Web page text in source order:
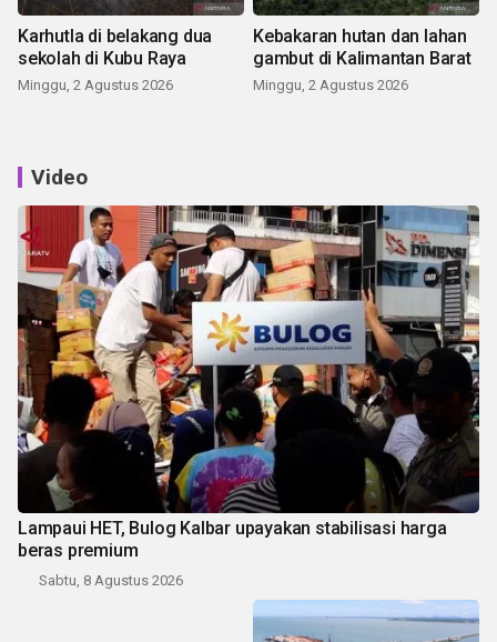
Karhutla di belakang dua
sekolah di Kubu Raya
Minggu, 2 Agustus 2026
Kebakaran hutan dan lahan
gambut di Kalimantan Barat
Minggu, 2 Agustus 2026
Video
Lampaui HET, Bulog Kalbar upayakan stabilisasi harga
beras premium
Sabtu, 8 Agustus 2026